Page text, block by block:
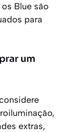
Blue são
para
um
extras,